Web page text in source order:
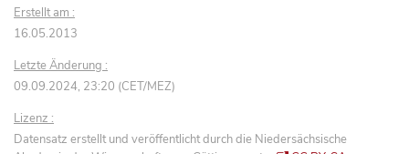
Erstellt am :
16.05.2013
Letzte Änderung :
09.09.2024, 23:20 (CET/MEZ)
Lizenz :
Datensatz erstellt und veröffentlicht durch die Niedersächsische